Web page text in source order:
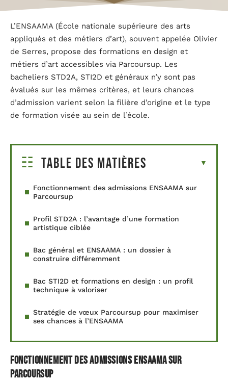
L’ENSAAMA (École nationale supérieure des arts
appliqués et des métiers d’art), souvent appelée Olivier
de Serres, propose des formations en design et
métiers d’art accessibles via Parcoursup. Les
bacheliers STD2A, STI2D et généraux n’y sont pas
évalués sur les mêmes critères, et leurs chances
d’admission varient selon la filière d’origine et le type
de formation visée au sein de l’école.
Table des matières
Fonctionnement des admissions ENSAAMA sur
Parcoursup
Profil STD2A : l’avantage d’une formation
artistique ciblée
Bac général et ENSAAMA : un dossier à
construire différemment
Bac STI2D et formations en design : un profil
technique à valoriser
Stratégie de vœux Parcoursup pour maximiser
ses chances à l’ENSAAMA
Fonctionnement des admissions ENSAAMA sur
Parcoursup